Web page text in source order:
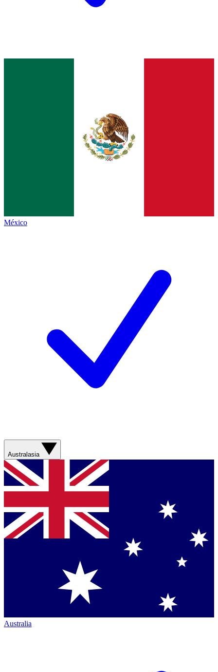
México
Australasia
Australia